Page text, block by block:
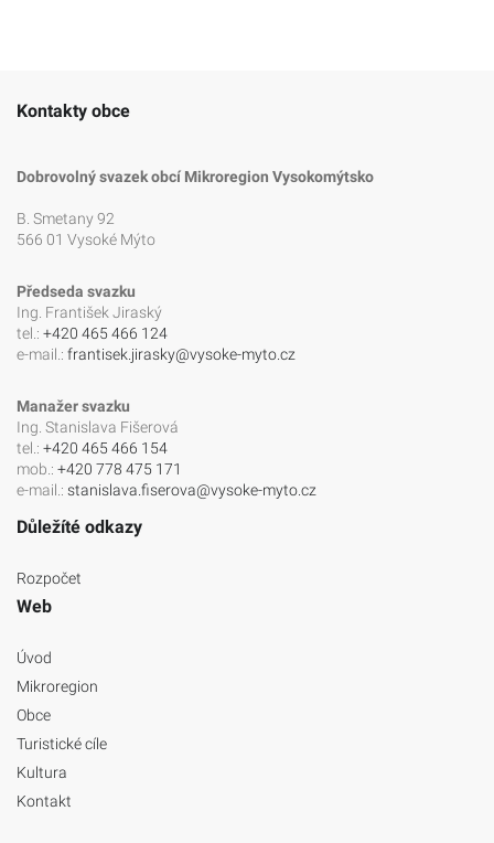
Kontakty obce
Dobrovolný svazek obcí Mikroregion Vysokomýtsko
B. Smetany 92
566 01 Vysoké Mýto
Předseda svazku
Ing. František Jiraský
tel.: +420 465 466 124
e-mail.: frantisek.jirasky@vysoke-myto.cz
Manažer svazku
Ing. Stanislava Fišerová
tel.: +420 465 466 154
mob.: +420 778 475 171
e-mail.: stanislava.fiserova@vysoke-myto.cz
Důležíté odkazy
Rozpočet
Web
Úvod
Mikroregion
Obce
Turistické cíle
Kultura
Kontakt